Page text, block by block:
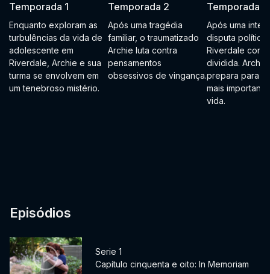
Temporada 1
Enquanto exploram as
turbulências da vida de
adolescente em
Riverdale, Archie e sua
turma se envolvem em
um tenebroso mistério.
Temporada 2
Após uma tragédia
familiar, o traumatizado
Archie luta contra
pensamentos
obsessivos de vingança.
Temporada 3
Após uma
disputa política,
Riverdale
dividida. Archie
prepara para a
mais
vida.
Episódios
Serie 1
Capítulo cinquenta e oito: In Memoriam